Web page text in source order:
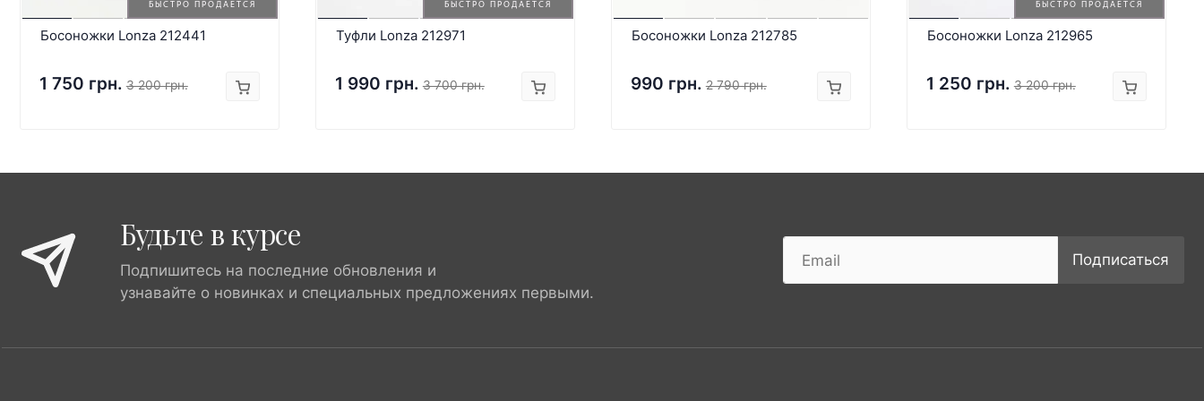
БЫСТРО ПРОДАЕТСЯ
Босоножки Lonza 212441
1 750 грн. 3 200 грн.
БЫСТРО ПРОДАЕТСЯ
Туфли Lonza 212971
1 990 грн. 3 700 грн.
Босоножки Lonza 212785
990 грн. 2 790 грн.
БЫСТРО ПРОДАЕТСЯ
Босоножки Lonza 212965
1 250 грн. 3 200 грн.
Будьте в курсе
Подпишитесь на последние обновления и
узнавайте о новинках и специальных предложениях первыми.
Подписаться